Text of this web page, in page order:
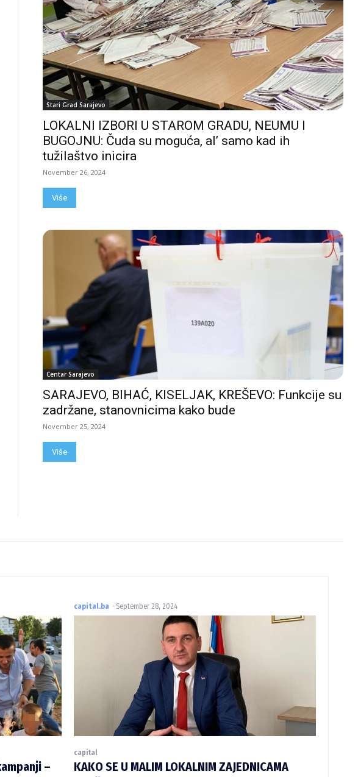
Stari Grad Sarajevo
LOKALNI IZBORI U STAROM GRADU, NEUMU I
BUGOJNU: Čuda su moguća, al’ samo kad ih
tužilaštvo inicira
November 26, 2024
Više
Centar Sarajevo
SARAJEVO, BIHAĆ, KISELJAK, KREŠEVO: Funkcije su
zadržane, stanovnicima kako bude
November 25, 2024
Više
–
capital.ba - September 28, 2024
capital
KAKO SE U MALIM LOKALNIM ZAJEDNICAMA